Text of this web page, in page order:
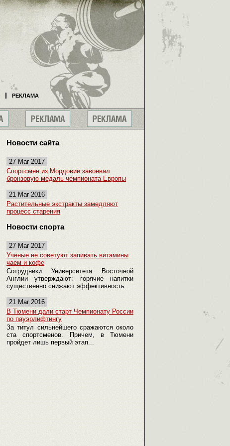
Новости сайта
27 Mar 2017
Спортсмен из Мордовии завоевал
бронзовую медаль чемпионата Европы
21 Mar 2016
Растительные экстракты замедляют
процесс старения
Новости спорта
27 Mar 2017
Ученые не советуют запивать витамины
чаем и кофе
Сотрудники Университета Восточной
Англии утверждают: горячие напитки
существенно снижают эффективность...
21 Mar 2016
В Тюмени дали старт Чемпионату России
по пауэрлифтингу
За титул сильнейшего сражаются около
ста спортсменов. Причем, в Тюмени
пройдет лишь первый этап...
РЕКЛАМА